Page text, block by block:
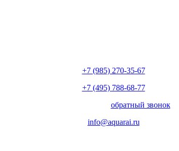
+7 (985) 270-35-67
+7 (495) 788-68-77
обратный звонок
info@aquarai.ru